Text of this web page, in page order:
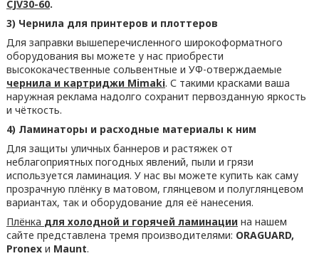
CJV30-60.
3) Чернила для принтеров и плоттеров
Для заправки вышеперечисленного широкоформатного
оборудования вы можете у нас приобрести
высококачественные сольвентные и УФ-отверждаемые
чернила и картриджи Mimaki. С такими красками ваша
наружная реклама надолго сохранит первозданную яркость
и чёткость.
4) Ламинаторы и расходные материалы к ним
Для защиты уличных баннеров и растяжек от
неблагоприятных погодных явлений, пыли и грязи
используется ламинация. У нас вы можете купить как саму
прозрачную плёнку в матовом, глянцевом и полуглянцевом
вариантах, так и оборудование для её нанесения.
Плёнка для холодной и горячей ламинациина нашем
сайте представлена тремя производителями: ORAGUARD,
Pronexи Maunt.